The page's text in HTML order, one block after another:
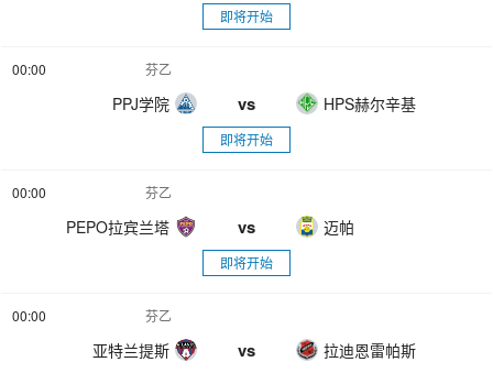
即将开始
00:00 芬乙
PPJ学院 vs HPS赫尔辛基
即将开始
00:00 芬乙
PEPO拉宾兰塔 vs 迈帕
即将开始
00:00 芬乙
亚特兰提斯 vs 拉迪恩雷帕斯